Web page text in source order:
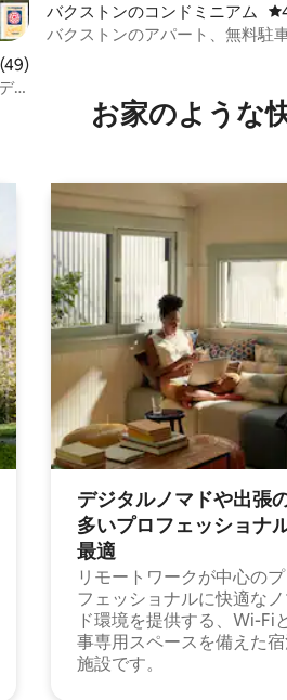
49件、5つ星中4.94つ星の平均評価
バクストンのコンドミニアム
バクストンのアパート、無料駐
お家のような
デジタルノマドや出⁠張⁠
多⁠いプ⁠ロ⁠フ⁠ェ⁠ッ⁠シ⁠ョ⁠ナ⁠
最⁠適
リモートワークが中心のプ
フェッショナルに快適な
ド環境を提供する、Wi-Fi
事専用スペースを備えた
施設です。